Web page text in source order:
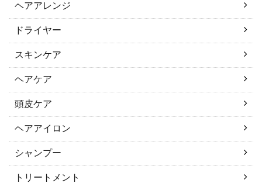
ヘアアレンジ
ドライヤー
スキンケア
ヘアケア
頭皮ケア
ヘアアイロン
シャンプー
トリートメント